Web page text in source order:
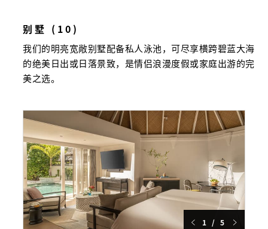
别墅 (10)
我们的明亮宽敞别墅配备私人泳池，可尽享横跨碧蓝大海
的绝美日出或日落景致，是情侣浪漫度假或家庭出游的完
美之选。
1 / 5